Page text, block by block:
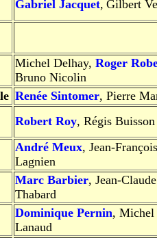
Gabriel Jacquet, Gilbert
Michel Delhay, Roger
Bruno Nicolin
Renée Sintomer, Pierre
Robert Roy, Régis Buisson
André Meux, Jean-François
Lagnien
Marc Barbier, Jean-Claude
Thabard
Dominique Pernin, Michel
Lanaud